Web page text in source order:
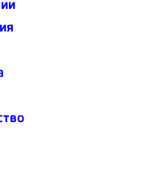
ДЛЯ ОАО
ЗАВОД"